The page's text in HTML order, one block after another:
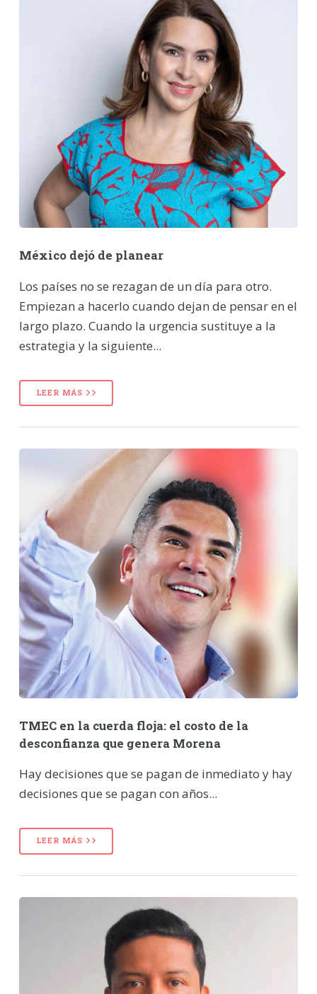
México dejó de planear
Los países no se rezagan de un día para otro.
Empiezan a hacerlo cuando dejan de pensar en el
largo plazo. Cuando la urgencia sustituye a la
estrategia y la siguiente...
LEER MÁS
TMEC en la cuerda floja: el costo de la
desconfianza que genera Morena
Hay decisiones que se pagan de inmediato y hay
decisiones que se pagan con años...
LEER MÁS